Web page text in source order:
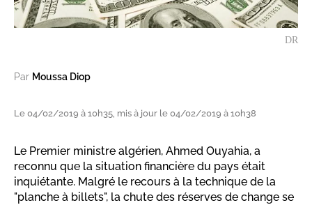
DR
Par Moussa Diop
Le 04/02/2019 à 10h35, mis à jour le 04/02/2019 à 10h38
Le Premier ministre algérien, Ahmed Ouyahia, a
reconnu que la situation financière du pays était
inquiétante. Malgré le recours à la technique de la
"planche à billets", la chute des réserves de change se